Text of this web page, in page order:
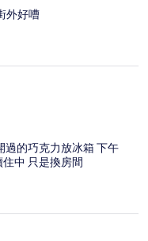
外好嘈
過的巧克力放冰箱 下午
中 只是換房間